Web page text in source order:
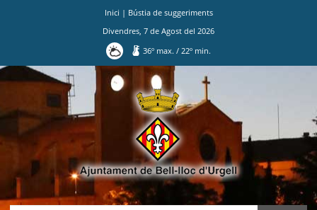
Inici | Bústia de suggeriments
Divendres 7 de Agost del 2026
36º max./ 22º min.